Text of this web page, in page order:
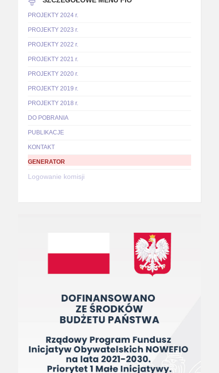
PROJEKTY 2024 r.
PROJEKTY 2023 r.
PROJEKTY 2022 r.
PROJEKTY 2021 r.
PROJEKTY 2020 r.
PROJEKTY 2019 r.
PROJEKTY 2018 r.
DO POBRANIA
PUBLIKACJE
KONTAKT
GENERATOR
Logowanie komisji